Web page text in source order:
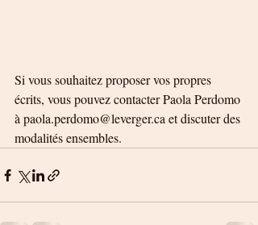
Si vous souhaitez proposer vos propres
écrits, vous pouvez contacter Paola Perdomo
à paola.perdomo@leverger.ca et discuter des
modalités ensembles.